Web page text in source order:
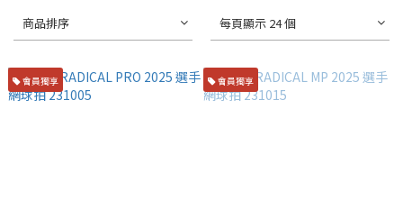
商品排序 每頁顯示 24 個
會員獨享 會員獨享